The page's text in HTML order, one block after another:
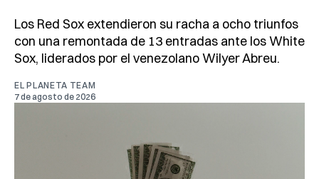
Los Red Sox extendieron su racha a ocho triunfos
con una remontada de 13 entradas ante los White
Sox, liderados por el venezolano Wilyer Abreu.
EL PLANETA TEAM
7 de agosto de 2026